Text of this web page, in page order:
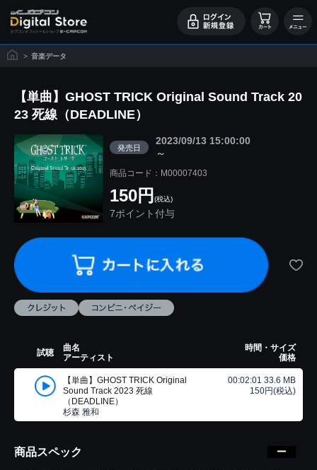
> 音楽データ
【単曲】GHOST TRICK Original Sound Track 20
23 死線（DEADLINE）
発売日
2023/09/13 15:00:00
～
商品コード：M00007403
150円 (税込)
7ポイント付与
試聴
曲名
アーティスト
時間・サイズ
価格
【単曲】GHOST TRICK Original
Sound Track 2023 死線
（DEADLINE）
杉森 雅和
00:02:01 33.6 MB
150円(税込)
商品スペック